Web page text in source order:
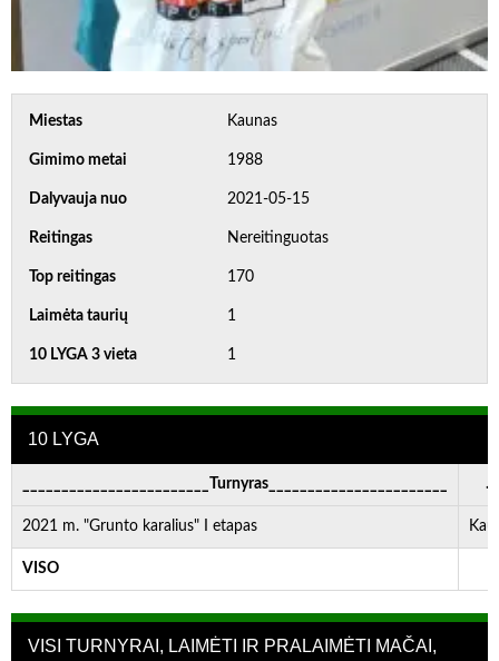
Miestas Kaunas
Gimimo metai 1988
Dalyvauja nuo 2021-05-15
Reitingas Nereitinguotas
Top reitingas 170
Laimėta taurių 1
10 LYGA 3 vieta 1
10 LYGA
________________________Turnyras_______________________ . .
2021 m. "Grunto karalius" I etapas
VISO
VISI TURNYRAI, LAIMĖTI IR PRALAIMĖTI MAČAI,